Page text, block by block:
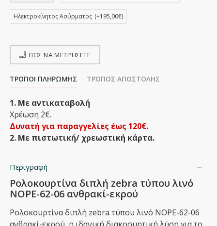
Ηλεκτροκίνητος Ασύρματος (+195,00€)
ΠΩΣ ΝΑ ΜΕΤΡΉΣΕΤΕ
ΤΡΌΠΟΙ ΠΛΗΡΩΜΉΣ ΤΡΌΠΟΣ ΑΠΟΣΤΟΛΉΣ
1. Με αντικαταβολή
Χρέωση 2€.
Δυνατή για παραγγελίες έως 120€.
2. Με πιστωτική/ χρεωστική κάρτα.
Περιγραφή
Ρολοκουρτίνα διπλή zebra τύπου λινό
NOPE-62-06 ανθρακί-εκρού
Ρολοκουρτίνα διπλή zebra τύπου λινό NOPE-62-06